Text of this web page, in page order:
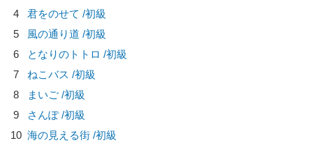
4
君をのせて /初級
5
風の通り道 /初級
6
となりのトトロ /初級
7
ねこバス /初級
8
まいご /初級
9
さんぽ /初級
10 海の見える街 /初級